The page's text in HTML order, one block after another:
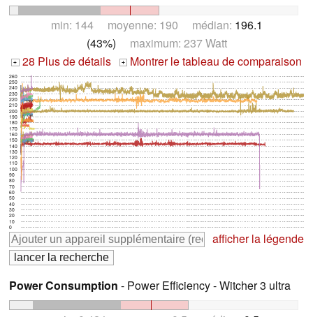
min: 144 moyenne: 190 médian: 196.1
(43%) maximum: 237 Watt
+ 28 Plus de détails + Montrer le tableau de comparaison
0
10
20
30
40
50
60
70
80
90
100
110
120
130
140
150
160
170
180
190
200
210
220
230
240
250
260
afficher la légende
Power Consumption - Power Efficiency - Witcher 3 ultra